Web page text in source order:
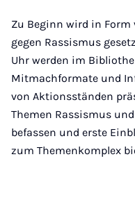
Zu Beginn wird in
gegen Rassismus
Uhr werden im
Mitmachformate und
von Aktionsständen
Themen Rassismus
befassen und erste
zum Themenkomplex